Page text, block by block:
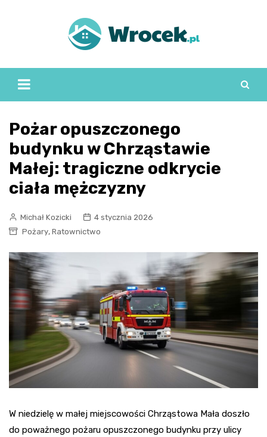
Pożar opuszczonego
budynku w Chrząstawie
Małej: tragiczne odkrycie
ciała mężczyzny
Michał Kozicki
4 stycznia 2026
Pożary, Ratownictwo
W niedzielę w małej miejscowości Chrząstowa Mała doszło
do poważnego pożaru opuszczonego budynku przy ulicy